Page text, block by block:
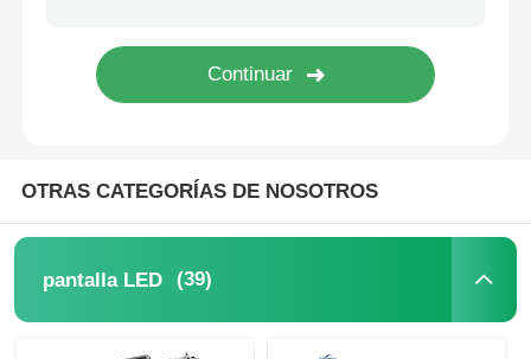
Pantalla LED SMD
OTRAS CATEGORÍAS DE NOSOTROS
pantalla LED (39)